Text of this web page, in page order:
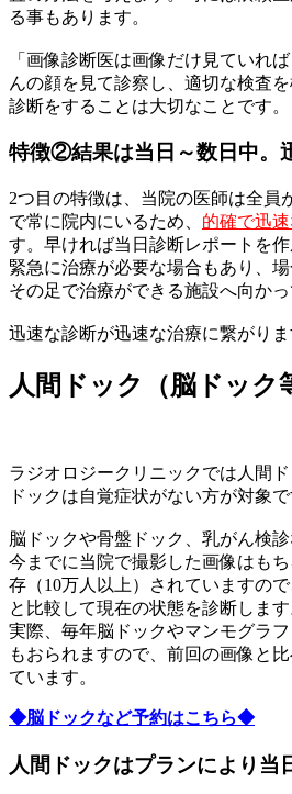
る事もあります。
「画像診断医は画像だけ見ていれ
んの顔を見て診察し、適切な検査
診断をすることは大切なことです。
特徴②結果は当日～数日中。
2つ目の特徴は、当院の医師は全員
で常に院内にいるため、 的確で迅
す。早ければ当日診断レポートを作
緊急に治療が必要な場合もあり、
その足で治療ができる施設へ向か
迅速な診断が迅速な治療に繋がりま
人間ドック（脳ドック
ラジオロジークリニックでは人間
ドックは自覚症状がない方が対象で
脳ドックや骨盤ドック、乳がん検
今までに当院で撮影した画像はも
存（10万人以上）されていますの
と比較して現在の状態を診断します
実際、毎年脳ドックやマンモグラ
もおられますので、前回の画像と
ています。
◆脳ドックなど予約はこちら◆
人間ドックはプランにより当